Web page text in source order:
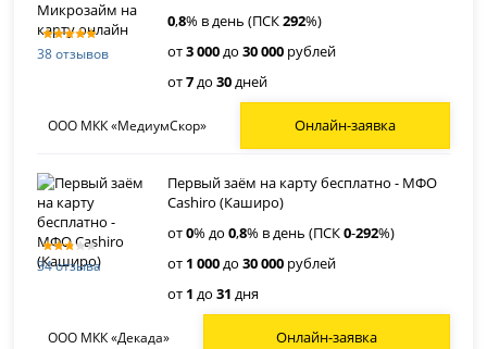
38 отзывов
0,8% в день (ПСК292%)
от3 000до30 000 рублей
от7до30дней
ООО МКК «МедиумСкор» Онлайн-заявка
34 отзыва
Первый заём на карту бесплатно - МФО
Cashiro (Каширо)
от0% до0,8% в день (ПСК0-292%)
от 1 000до30 000 рублей
от 1 до31 дня
ООО МКК «Декада» Онлайн-заявка